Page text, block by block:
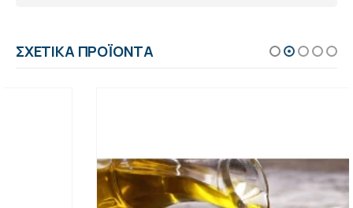
ΣΧΕΤΙΚΆ ΠΡΟΪΌΝΤΑ